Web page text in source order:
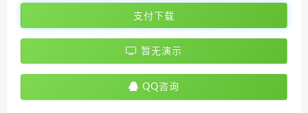
支付下载
暂无演示
QQ咨询